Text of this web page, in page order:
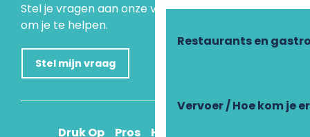
Restaurants en
Vervoer / Hoe kom je
Stel je vragen aan onze virtuele assistent, die er is
om je te helpen.
Stel mijn vraag
Druk Op Pros Hoe kom ik daar?